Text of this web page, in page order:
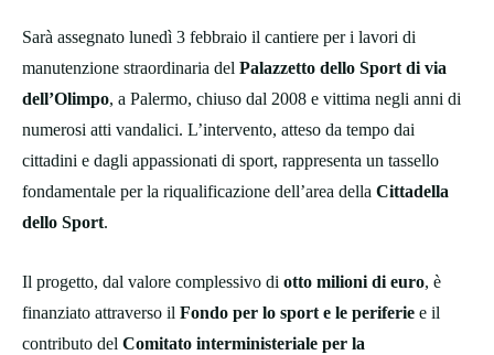
Sarà assegnato lunedì 3 febbraio il cantiere per i lavori di
manutenzione straordinaria del Palazzetto dello Sport di via
dell’Olimpo, a Palermo, chiuso dal 2008 e vittima negli anni di
numerosi atti vandalici. L’intervento, atteso da tempo dai
cittadini e dagli appassionati di sport, rappresenta un tassello
fondamentale per la riqualificazione dell’area della Cittadella
dello Sport.
Il progetto, dal valore complessivo di otto milioni di euro, è
finanziato attraverso il Fondo per lo sport e le periferie e il
contributo del Comitato interministeriale per la